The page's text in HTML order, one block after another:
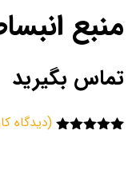
منبع
تماس بگیرید
(دیدگاه